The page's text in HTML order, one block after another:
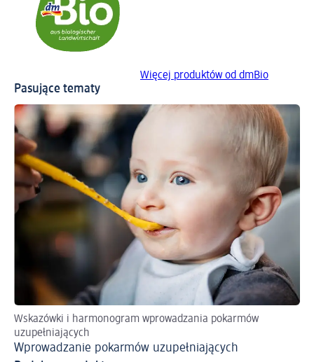
Więcej produktów od dmBio
Pasujące tematy
Wskazówki i harmonogram wprowadzania pokarmów
uzupełniających
Wprowadzanie pokarmów uzupełniających